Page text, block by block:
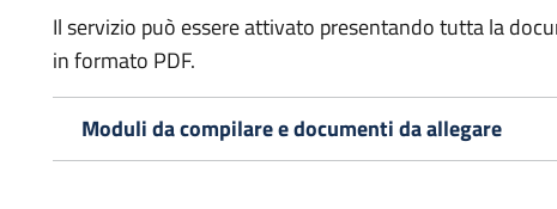
Il servizio può essere attivato presentando tutta la
in formato PDF.
Moduli da compilare e documenti da allegare